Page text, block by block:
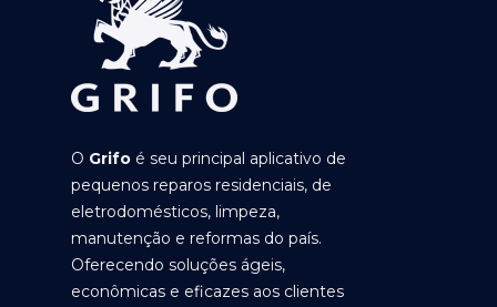
O Grifo é seu principal aplicativo de
pequenos reparos residenciais, de
eletrodomésticos, limpeza,
manutenção e reformas do país.
Oferecendo soluções ágeis,
econômicas e eficazes aos clientes